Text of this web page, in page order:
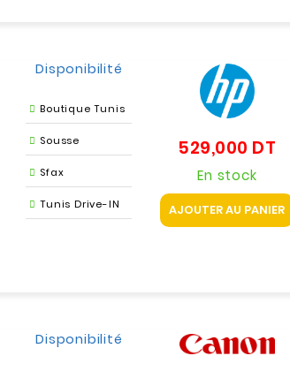
Disponibilité
Boutique Tunis
Sousse
Sfax
Tunis Drive-IN
529,000 DT
En stock
AJOUTER AU PANIER
Disponibilité